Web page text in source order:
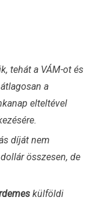
tehát a VÁM-ot és
a
elteltével
díját nem
összesen, de
külföldi